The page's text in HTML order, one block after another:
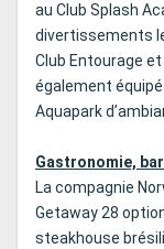
au Club Splash
divertissements
Club Entourage
également équipé
Aquapark
Gastronomie,
La compagnie
Getaway 28
steakhouse